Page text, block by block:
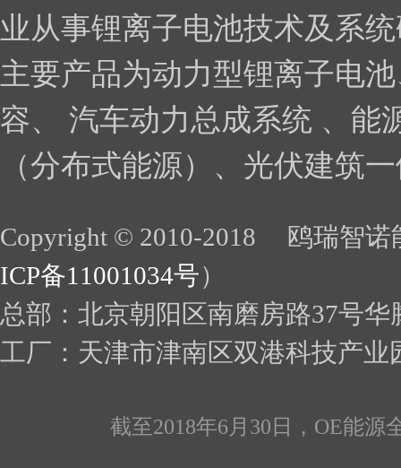
业从事锂离子电池技术及系
主要产品为动力型锂离子电
容、 汽车动力总成系统 、能
（分布式能源）、光伏建筑
Copyright © 2010-2018 鸥瑞智
ICP备11001034号）
总部：北京朝阳区南磨房路37号华
工厂：天津市津南区
截至2018年6月30日，OE能源